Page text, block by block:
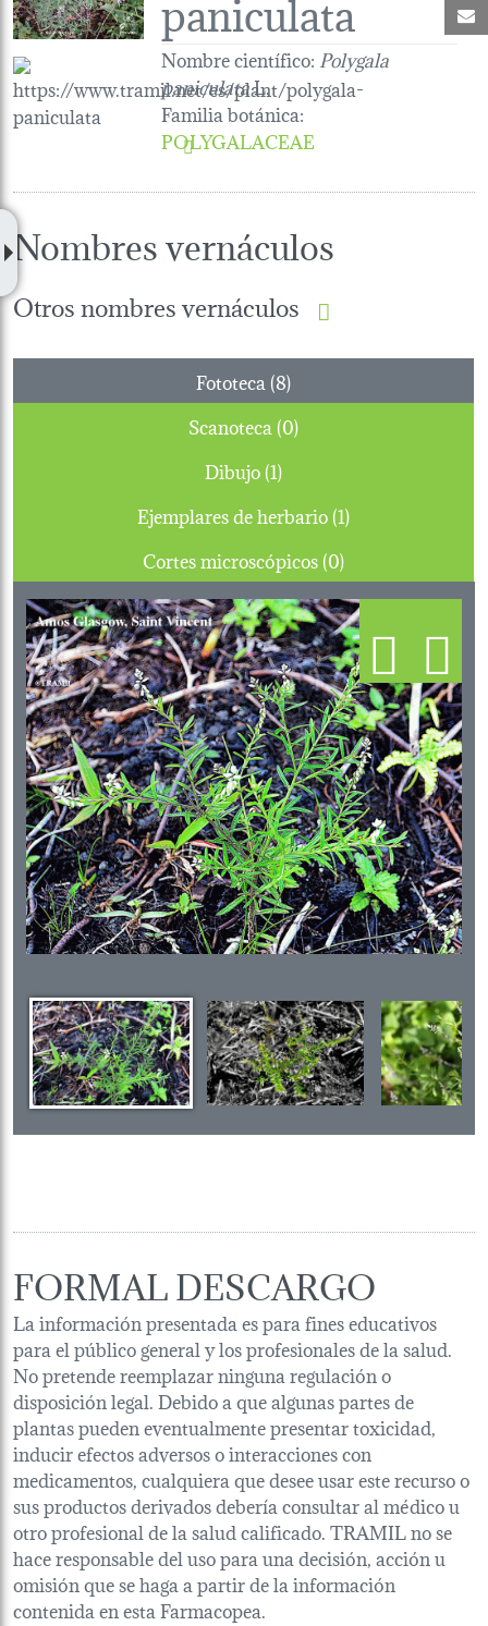
Nombre científico: Polygala
paniculataL.
Familia botánica:
POLYGALACEAE
Nombres vernáculos
Otros nombres vernáculos
Fototeca (8)
Scanoteca (0)
Dibujo (1)
Ejemplares de herbario (1)
Cortes microscópicos (0)
Previous Next
FORMAL DESCARGO
La información presentada es para fines educativos
para el público general y los profesionales de la salud.
No pretende reemplazar ninguna regulación o
disposición legal. Debido a que algunas partes de
plantas pueden eventualmente presentar toxicidad,
inducir efectos adversos o interacciones con
medicamentos, cualquiera que desee usar este recurso o
sus productos derivados debería consultar al médico u
otro profesional de la salud calificado. TRAMIL no se
hace responsable del uso para una decisión, acción u
omisión que se haga a partir de la información
contenida en esta Farmacopea.